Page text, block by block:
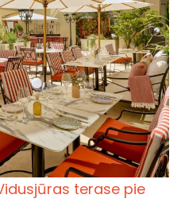
terase pie